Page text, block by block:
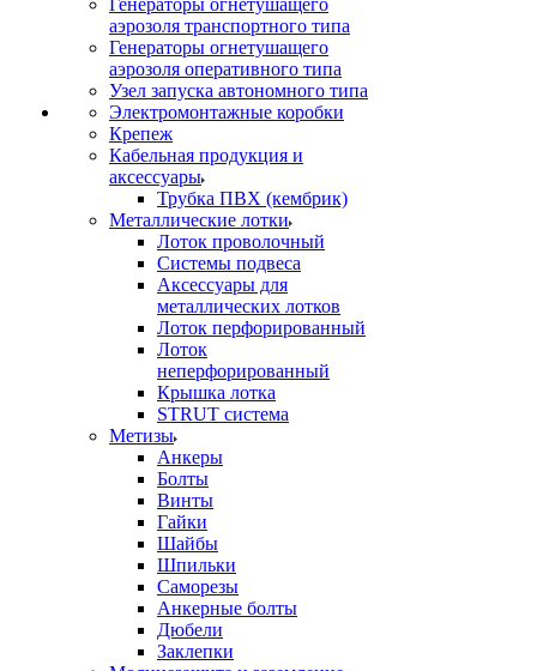
Генераторы огнетушащего
аэрозоля транспортного типа
Генераторы огнетушащего
аэрозоля оперативного типа
Узел запуска автономного типа
Электромонтажные коробки
Крепеж
Кабельная продукция и
аксессуары
Трубка ПВХ (кембрик)
Металлические лотки
Лоток проволочный
Системы подвеса
Аксессуары для
металлических лотков
Лоток перфорированный
Лоток
неперфорированный
Крышка лотка
STRUT система
Метизы
Анкеры
Болты
Винты
Гайки
Шайбы
Шпильки
Саморезы
Анкерные болты
Дюбели
Заклепки